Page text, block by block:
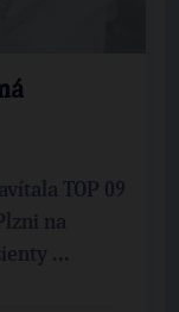
TOP 09
na
...